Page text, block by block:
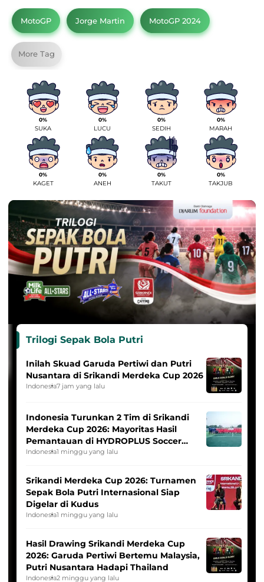
MotoGP Jorge Martin MotoGP 2024
More Tag
0%
SUKA
0%
LUCU
0%
SEDIH
0%
MARAH
0%
KAGET
0%
ANEH
0%
TAKUT
0%
TAKJUB
Trilogi Sepak Bola Putri
Inilah Skuad Garuda Pertiwi dan Putri
Nusantara di Srikandi Merdeka Cup 2026
Indonesia7 jam yang lalu
Indonesia Turunkan 2 Tim di Srikandi
Merdeka Cup 2026: Mayoritas Hasil
Pemantauan di HYDROPLUS Soccer
League
Indonesia1 minggu yang lalu
Srikandi Merdeka Cup 2026: Turnamen
Sepak Bola Putri Internasional Siap
Digelar di Kudus
Indonesia1 minggu yang lalu
Hasil Drawing Srikandi Merdeka Cup
2026: Garuda Pertiwi Bertemu Malaysia,
Putri Nusantara Hadapi Thailand
Indonesia2 minggu yang lalu